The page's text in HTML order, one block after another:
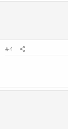
#4